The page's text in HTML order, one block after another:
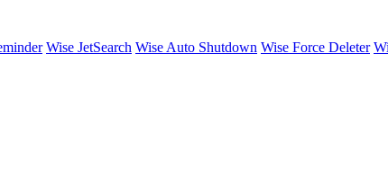
Wise JetSearch Wise Auto Shutdown Wise Force Deleter